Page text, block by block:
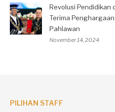
Revolusi Pendidikan
Terima Penghargaan
Pahlawan
November 14, 2024
PILIHAN STAFF